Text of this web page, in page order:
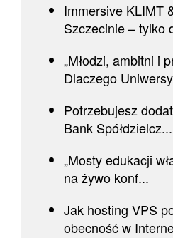
Immersive KLIMT
Szczecinie – tylko
„Młodzi, ambitni i
Dlaczego
Potrzebujesz
Bank Spółdzielcz...
„Mosty edukacji
na żywo konf...
Jak hosting VPS
obecność w